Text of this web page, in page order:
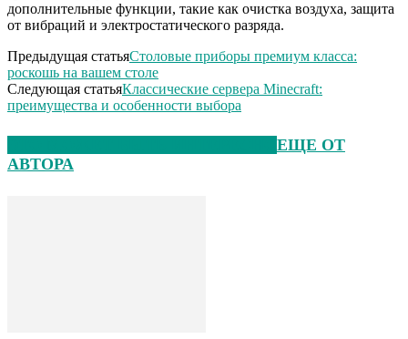
дополнительные функции, такие как очистка воздуха, защита
от вибраций и электростатического разряда.
Предыдущая статьяСтоловые приборы премиум класса:
роскошь на вашем столе
Следующая статьяКлассические сервера Minecraft:
преимущества и особенности выбора
ЕЩЕ ОТ
АВТОРА